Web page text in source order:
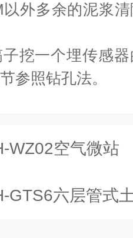
外多余的泥浆
挖一个埋传感
参照钻孔法。
WZ02空气微站
GTS6六层管式